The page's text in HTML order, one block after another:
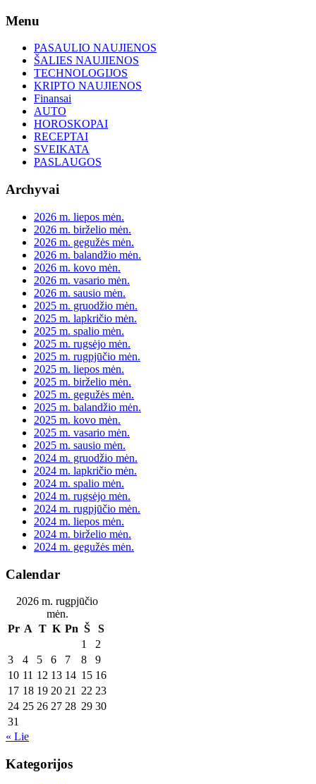
Skip
content
Menu
PASAULIO NAUJIENOS
ŠALIES NAUJIENOS
TECHNOLOGIJOS
KRIPTO NAUJIENOS
Finansai
AUTO
HOROSKOPAI
RECEPTAI
SVEIKATA
PASLAUGOS
Archyvai
2026 m. liepos mėn.
2026 m. birželio mėn.
2026 m. gegužės mėn.
2026 m. balandžio mėn.
2026 m. kovo mėn.
2026 m. vasario mėn.
2026 m. sausio mėn.
2025 m. gruodžio mėn.
2025 m. lapkričio mėn.
2025 m. spalio mėn.
2025 m. rugsėjo mėn.
2025 m. rugpjūčio mėn.
2025 m. liepos mėn.
2025 m. birželio mėn.
2025 m. gegužės mėn.
2025 m. balandžio mėn.
2025 m. kovo mėn.
2025 m. vasario mėn.
2025 m. sausio mėn.
2024 m. gruodžio mėn.
2024 m. lapkričio mėn.
2024 m. spalio mėn.
2024 m. rugsėjo mėn.
2024 m. rugpjūčio mėn.
2024 m. liepos mėn.
2024 m. birželio mėn.
2024 m. gegužės mėn.
Calendar
2026 m. rugpjūčio
mėn.
Pr A T K Pn Š
S
1
2
3
4 5 6 7 8
9
10 11 12 13 14 15 16
17 18 19 20 21 22 23
24 25 26 27 28 29 30
31
« Lie
Kategorijos